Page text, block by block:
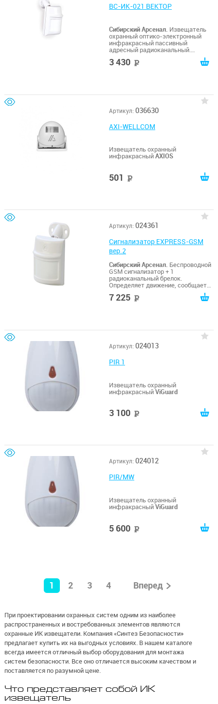
ВС-ИК-021 ВЕКТОР
Сибирский Арсенал. Извещатель
охранный оптико-электронный
инфракрасный пассивный
адресный радиоканальный.
Комплектуется кронштейном,
комплекте.
3 430
Артикул: 036630
AXI-WELLCOM
Извещатель охранный
инфракрасныйAXIOS
501
Артикул: 024361
Сигнализатор EXPRESS-GSM
вер.2
Сибирский Арсенал. Беспроводной
GSM сигнализатор + 1
радиоканальный брелок.
Определяет движение, сообщает
об этом на мобильный телефон.
Поддержка радиоканальной
7 225
Артикул: 024013
PIR 1
Извещатель охранный
инфракрасныйViGuard
3 100
Артикул: 024012
PIR/MW
Извещатель охранный
инфракрасныйViGuard
5 600
1 2 3 4 Вперед
При проектировании охранных систем одним из наиболее
распространенных и востребованных элементов являются
охранные ИК извещатели. Компания «Синтез Безопасности»
предлагает купить их на выгодных условиях. В нашем каталоге
всегда имеется отличный выбор оборудования для монтажа
систем безопасности. Все оно отличается высоким качеством и
поставляется по разумной цене.
Что представляет собой ИК
извещатель